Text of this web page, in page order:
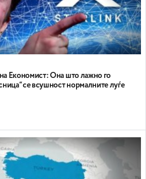
Економист: Она што лажно го
се всушност нормалните луѓе